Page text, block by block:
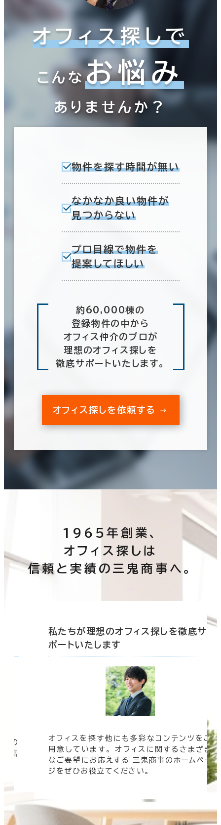
オフィス探しで
こんなお悩み
ありませんか？
物件を探す時間が無い
なかなか良い物件が
見つからない
プロ目線で物件を
提案してほしい
約60,000棟の
登録物件の中から
オフィス仲介のプロが
理想のオフィス探しを
徹底サポートいたします。
オフィス探しを依頼する
1965年創業、
オフィス探しは
信頼と実績の三鬼商事へ。
の
豊富
私たちが理想のオフィス探しを徹底サ
ポートいたします
オフィスを探す他にも多彩なコンテンツをご
用意しています。 オフィスに関するさまざま
なご要望にお応えする 三鬼商事のホームペー
ジをぜひお役立てください。